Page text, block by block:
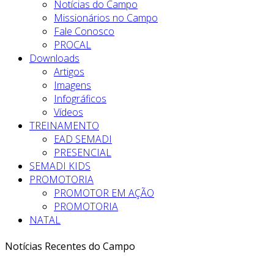
Notícias do Campo
Missionários no Campo
Fale Conosco
PROCAL
Downloads
Artigos
Imagens
Infográficos
Vídeos
TREINAMENTO
EAD SEMADI
PRESENCIAL
SEMADI KIDS
PROMOTORIA
PROMOTOR EM AÇÃO
PROMOTORIA
NATAL
Notícias Recentes do Campo
Amazonas
no campo missionário de Tefé –
Amazonas
Vale do Jequitinhonha